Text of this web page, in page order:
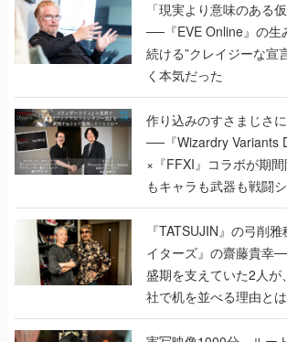
「現実より意味のある
──『EVE Online』の生
続ける”クレイジーな宣
く本気だった
作り込みのすさまじさ
──『Wizardry Variants
×『FFXI』コラボが期
もキャラも武器も戦闘
で作り込まれた理由を
く
『TATSUJIN』の弓削
イターズ』の齋藤貴幸
盛期を支えていた2人が
社で机を並べる理由と
『TATSUJIN